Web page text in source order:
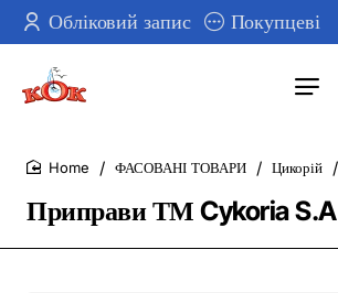
Обліковий запис Покупцеві
Приправи ТМ Cykoria S.A
ФАСОВАНІ ТОВАРИ Цикорій